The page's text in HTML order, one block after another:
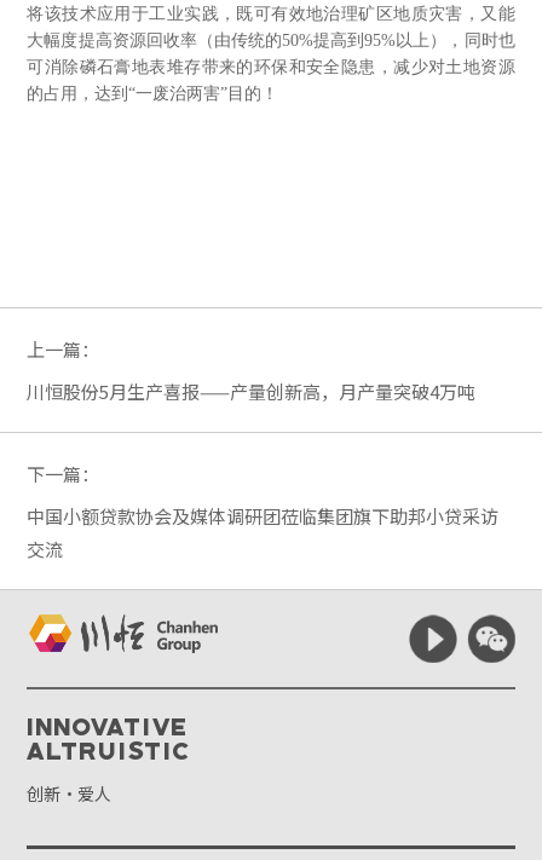
将该技术应用于工业实践，既可有效地治理矿区地质灾害，又能
大幅度提高资源回收率（由传统的50%提高到95%以上），同时也
可消除磷石膏地表堆存带来的环保和安全隐患，减少对土地资源
的占用，达到“一废治两害”目的！
上一篇：
川恒股份5月生产喜报——产量创新高，月产量突破4万吨
下一篇：
中国小额贷款协会及媒体调研团莅临集团旗下助邦小贷采访
交流
Innovative
Altruistic
创新·爱人